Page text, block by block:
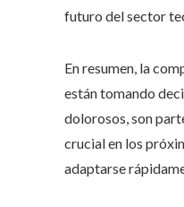
futuro del sector
En resumen, la
están tomando
dolorosos, son
crucial en los
adaptarse